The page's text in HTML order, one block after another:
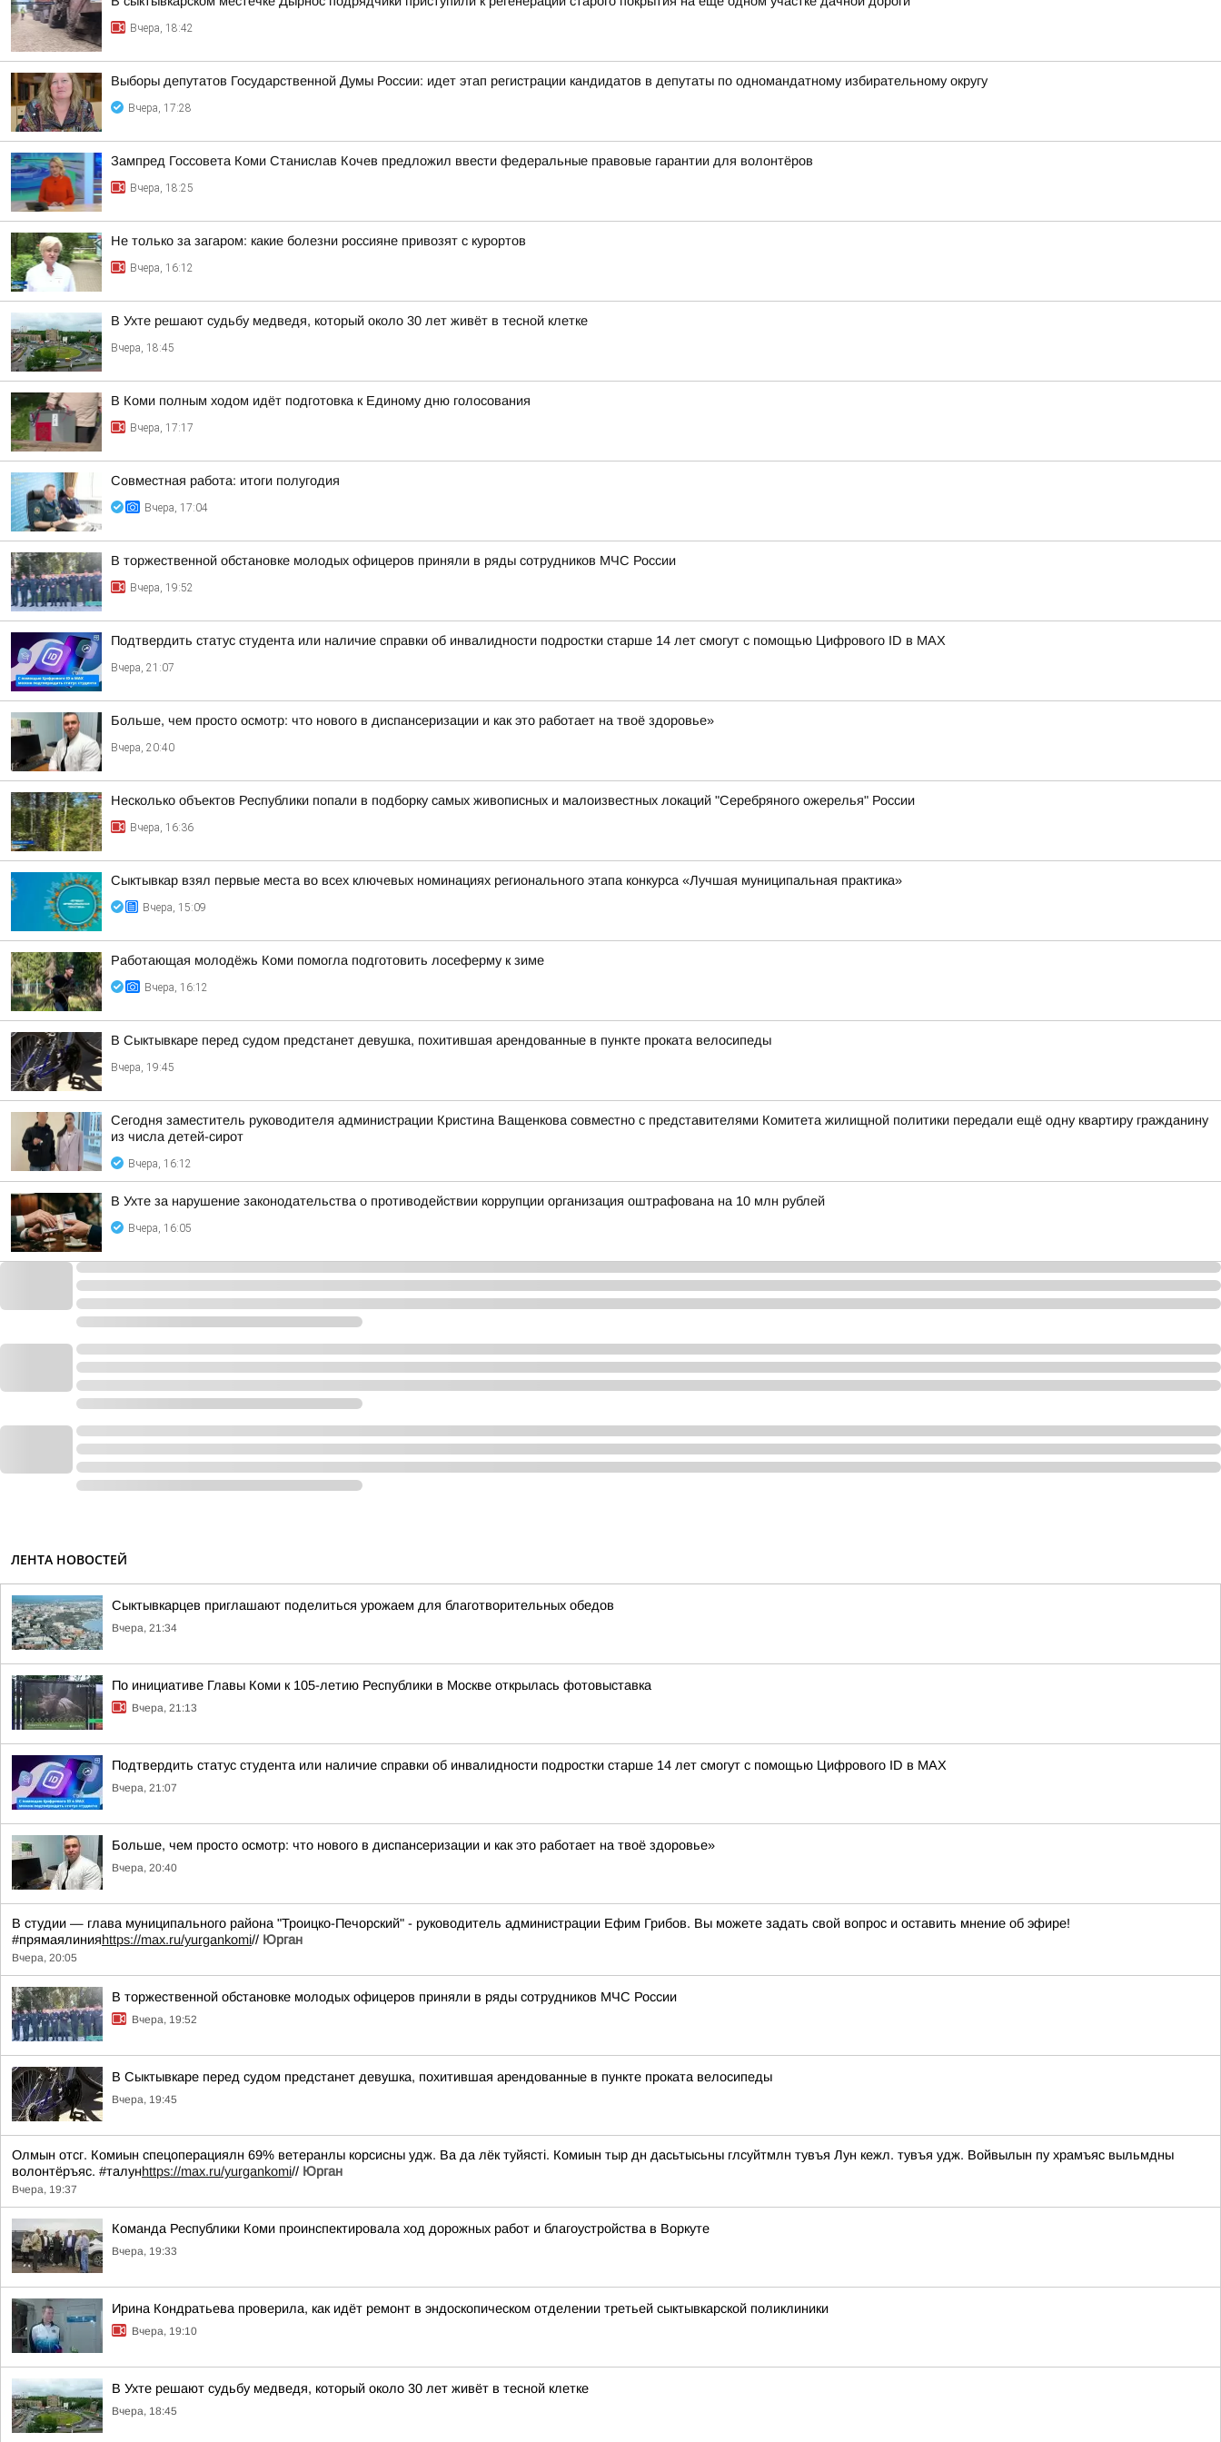
Вчера, 18:42
Выборы депутатов Государственной Думы России: идет этап регистрации кандидатов в депутаты по одномандатному избирательному округу
Вчера, 17:28
Зампред Госсовета Коми Станислав Кочев предложил ввести федеральные правовые гарантии для волонтёров
Вчера, 18:25
Не только за загаром: какие болезни россияне привозят с курортов
Вчера, 16:12
В Ухте решают судьбу медведя, который около 30 лет живёт в тесной клетке
Вчера, 18:45
В Коми полным ходом идёт подготовка к Единому дню голосования
Вчера, 17:17
Совместная работа: итоги полугодия
Вчера, 17:04
В торжественной обстановке молодых офицеров приняли в ряды сотрудников МЧС России
Вчера, 19:52
Подтвердить статус студента или наличие справки об инвалидности подростки старше 14 лет смогут с помощью Цифрового ID в МAX
Вчера, 21:07
Больше, чем просто осмотр: что нового в диспансеризации и как это работает на твоё здоровье»
Вчера, 20:40
Несколько объектов Республики попали в подборку самых живописных и малоизвестных локаций "Серебряного ожерелья" России
Вчера, 16:36
Сыктывкар взял первые места во всех ключевых номинациях регионального этапа конкурса «Лучшая муниципальная практика»
Вчера, 15:09
Работающая молодёжь Коми помогла подготовить лосеферму к зиме
Вчера, 16:12
В Сыктывкаре перед судом предстанет девушка, похитившая арендованные в пункте проката велосипеды
Вчера, 19:45
Сегодня заместитель руководителя администрации Кристина Ващенкова совместно с представителями Комитета жилищной политики передали ещё одну квартиру гражданину
из числа детей-сирот
Вчера, 16:12
В Ухте за нарушение законодательства о противодействии коррупции организация оштрафована на 10 млн рублей
Вчера, 16:05
ЛЕНТА НОВОСТЕЙ
Сыктывкарцев приглашают поделиться урожаем для благотворительных обедов
Вчера, 21:34
По инициативе Главы Коми к 105-летию Республики в Москве открылась фотовыставка
Вчера, 21:13
Подтвердить статус студента или наличие справки об инвалидности подростки старше 14 лет смогут с помощью Цифрового ID в МAX
Вчера, 21:07
Больше, чем просто осмотр: что нового в диспансеризации и как это работает на твоё здоровье»
Вчера, 20:40
В студии — глава муниципального района "Троицко-Печорский" - руководитель администрации Ефим Грибов. Вы можете задать свой вопрос и оставить мнение об эфире!
#прямаялинияhttps://max.ru/yurgankomi// Юрган
Вчера, 20:05
В торжественной обстановке молодых офицеров приняли в ряды сотрудников МЧС России
Вчера, 19:52
В Сыктывкаре перед судом предстанет девушка, похитившая арендованные в пункте проката велосипеды
Вчера, 19:45
Олмын отсг. Комиын спецоперациялн 69% ветеранлы корсисны удж. Ва да лёк туйясті. Комиын тыр дн дасьтысьны глсуйтмлн тувъя Лун кежл. тувъя удж. Войвылын пу храмъяс выльмдны
волонтёръяс. #талунhttps://max.ru/yurgankomi// Юрган
Вчера, 19:37
Команда Республики Коми проинспектировала ход дорожных работ и благоустройства в Воркуте
Вчера, 19:33
Ирина Кондратьева проверила, как идёт ремонт в эндоскопическом отделении третьей сыктывкарской поликлиники
Вчера, 19:10
В Ухте решают судьбу медведя, который около 30 лет живёт в тесной клетке
Вчера, 18:45